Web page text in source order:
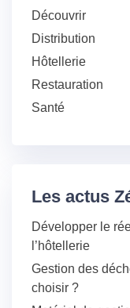
Découvrir
Distribution
Hôtellerie
Restauration
Santé
Les actus
Développer le
l’hôtellerie
Gestion des
choisir ?